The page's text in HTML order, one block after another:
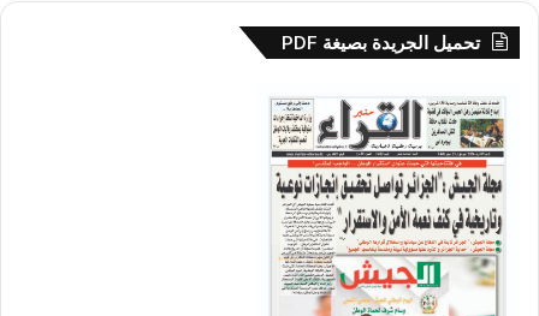
تحميل الجريدة بصيغة PDF